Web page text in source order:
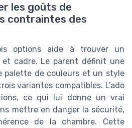
les goûts de
contraintes des
options aide à trouver un
cadre. Le parent définit une
palette de couleurs et un style
variantes compatibles. L’ado
ce qui lui donne un vrai
mettre en danger la sécurité,
de la chambre. Cette